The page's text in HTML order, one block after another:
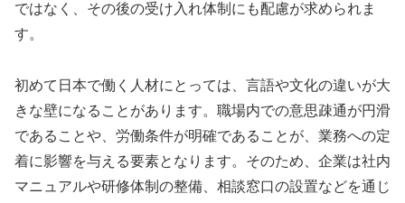
ではなく、その後の受け入れ体制にも配慮が求められま
す。
初めて日本で働く人材にとっては、言語や文化の違いが大
きな壁になることがあります。職場内での意思疎通が円滑
であることや、労働条件が明確であることが、業務への定
着に影響を与える要素となります。そのため、企業は社内
マニュアルや研修体制の整備、相談窓口の設置などを通じ